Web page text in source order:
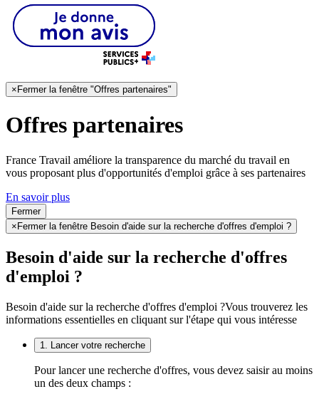
× Fermer la fenêtre "Offres partenaires"
Offres partenaires
France Travail améliore la transparence du marché du travail en
vous proposant plus d'opportunités d'emploi grâce à ses partenaires
En savoir plus
Fermer
× Fermer la fenêtre Besoin d'aide sur la recherche d'offres d'emploi ?
Besoin d'aide sur la recherche d'offres
d'emploi ?
Besoin d'aide sur la recherche d'offres d'emploi ?Vous trouverez les
informations essentielles en cliquant sur l'étape qui vous intéresse
1. Lancer votre recherche
Pour lancer une recherche d'offres, vous devez saisir au moins
un des deux champs :